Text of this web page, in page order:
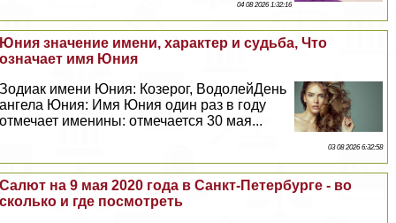
04 08 2026 1:32:16
Юния значение имени, хаpaктер и судьба, Что
означает имя Юния
Зодиак имени Юния: Козерог, ВодолейДень
ангела Юния: Имя Юния один раз в году
отмечает именины: отмечается 30 мая...
03 08 2026 6:32:58
Салют на 9 мая 2020 года в Санкт-Петербурге - во
сколько и где посмотреть